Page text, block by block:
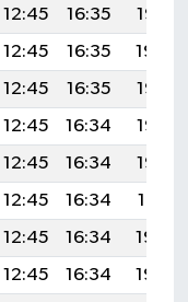
12:45 16:35
19:55
12:45 16:35
19:54
12:45 16:35
19:53
12:45 16:34
19:53
12:45 16:34
19:52
12:45 16:34
19:51
12:45 16:34
19:50
12:45 16:34
19:49